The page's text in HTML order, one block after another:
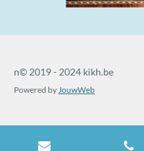
n© 2019 - 2024 kikh.be
Powered by JouwWeb